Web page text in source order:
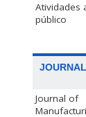
Atividades
público
Journal of